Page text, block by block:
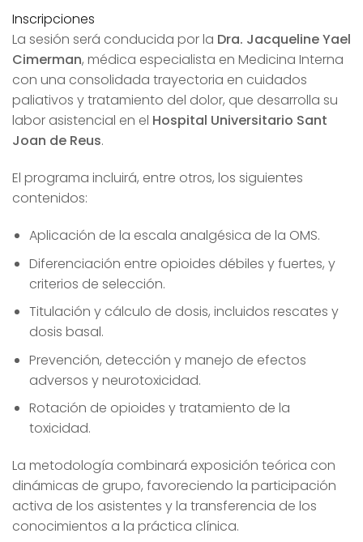
Inscripciones
La sesión será conducida por la Dra. Jacqueline Yael
Cimerman, médica especialista en Medicina Interna
con una consolidada trayectoria en cuidados
paliativos y tratamiento del dolor, que desarrolla su
labor asistencial en el Hospital Universitario Sant
Joan de Reus.
El programa incluirá, entre otros, los siguientes
contenidos:
Aplicación de la escala analgésica de la OMS.
Diferenciación entre opioides débiles y fuertes, y
criterios de selección.
Titulación y cálculo de dosis, incluidos rescates y
dosis basal.
Prevención, detección y manejo de efectos
adversos y neurotoxicidad.
Rotación de opioides y tratamiento de la
toxicidad.
La metodología combinará exposición teórica con
dinámicas de grupo, favoreciendo la participación
activa de los asistentes y la transferencia de los
conocimientos a la práctica clínica.